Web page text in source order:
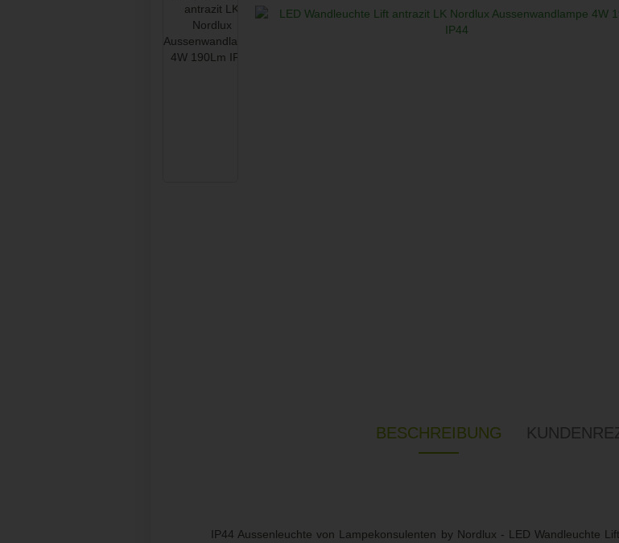
BESCHREIBUNG
IP44 Aussenleuchte von Lampekonsulenten by Nordlux - LED Wandleuchte